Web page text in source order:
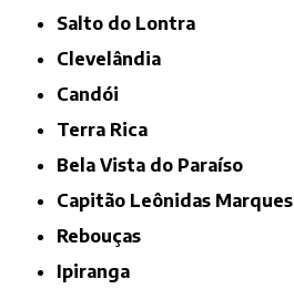
Salto do Lontra
Clevelândia
Candói
Terra Rica
Bela Vista do Paraíso
Capitão Leônidas Marques
Rebouças
Ipiranga